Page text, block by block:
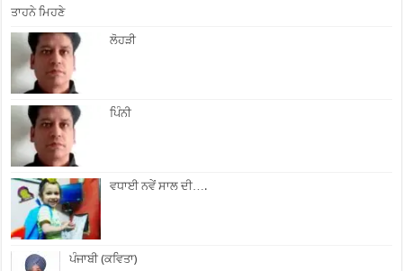
ਤਾਹਨੇ ਮਿਹਣੇ
ਲੋਹੜੀ
ਪਿੰਨੀ
ਵਧਾਈ ਨਵੇਂ ਸਾਲ ਦੀ….
ਪੰਜਾਬੀ (ਕਵਿਤਾ)